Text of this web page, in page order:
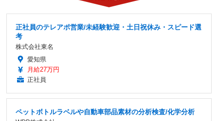
正社員のテレアポ営業/未経験歓迎・土日祝休み・スピード選
考
株式会社東名
愛知県
月給27万円
正社員
ペットボトルラベルや自動車部品素材の分析検査/化学分析